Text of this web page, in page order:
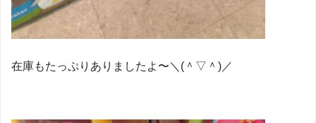
在庫もたっぷりありましたよ〜＼(＾▽＾)／